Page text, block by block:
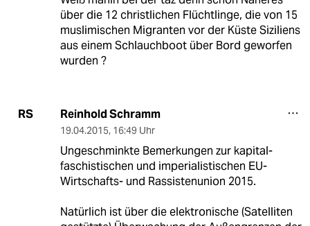
über die 12 christlichen Flüchtlinge, die von 15
muslimischen Migranten vor der Küste Siziliens
aus einem Schlauchboot über Bord geworfen
wurden ?
RS Reinhold Schramm
19.04.2015, 16:49 Uhr
Ungeschminkte Bemerkungen zur kapital-
faschistischen und imperialistischen EU-
Wirtschafts- und Rassistenunion 2015.
Natürlich ist über die elektronische (Satelliten